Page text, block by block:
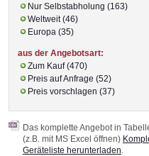
Nur Selbstabholung (163)
Weltweit (46)
Europa (35)
aus der Angebotsart:
Zum Kauf (470)
Preis auf Anfrage (52)
Preis vorschlagen (37)
Das komplette Angebot in
(z.B. mit MS Excel öffnen)
Geräteliste herunterladen.